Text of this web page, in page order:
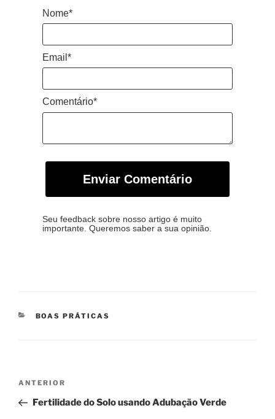
Nome*
Email*
Comentário*
Enviar Comentário
Seu feedback sobre nosso artigo é muito
importante. Queremos saber a sua opinião.
CATEGORIAS
BOAS PRÁTICAS
Navegação
Post
Post
anterior
ANTERIOR
Fertilidade do Solo usando Adubação Verde